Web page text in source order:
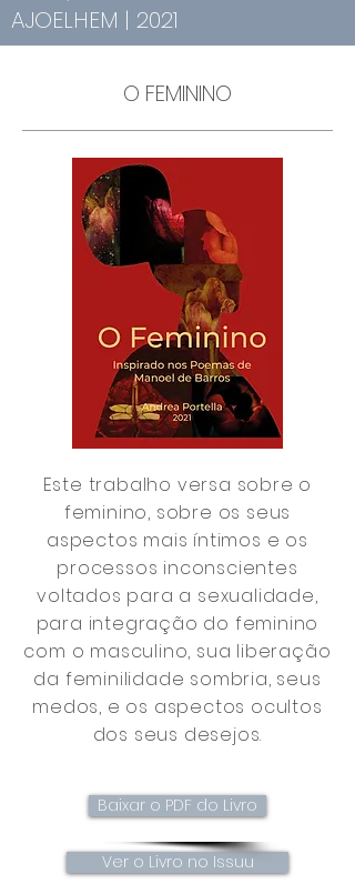
AJOELHEM | 2021
Baixar o PDF do Livro
Ver o Livro no Issuu
O FEMININO
Este trabalho versa sobre o
feminino, sobre os seus
aspectos mais íntimos e os
processos inconscientes
voltados para a sexualidade,
para integração do feminino
com o masculino, sua liberação
da feminilidade sombria, seus
medos, e os aspectos ocultos
dos seus desejos.